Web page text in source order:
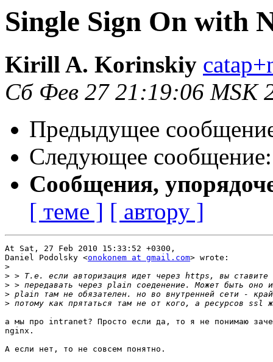
Single Sign On with
Kirill A. Korinskiy
Сб Фев 27 21:19:06 MSK
Предыдущее
Следующее
Сообщения,
[ теме ] [ автору ]
At Sat, 27 Feb 2010 15:33:52 +0300,
Daniel Podolsky <onokonem at gmail.com> wrote:
>
>
>
>
>
а мы про intranet? Просто если да, то я не понимаю
nginx.
А если нет, то не совсем понятно.